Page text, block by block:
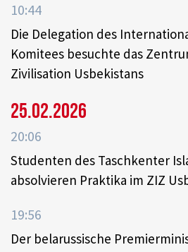
10:44
Die Delegation des
Komitees besuchte das
Zivilisation Usbekistans
25.02.2026
20:06
Studenten des Taschkenter
absolvieren Praktika im ZIZ
19:56
Der belarussische